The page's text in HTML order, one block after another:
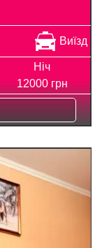
Виїзд
Ніч
12000 грн